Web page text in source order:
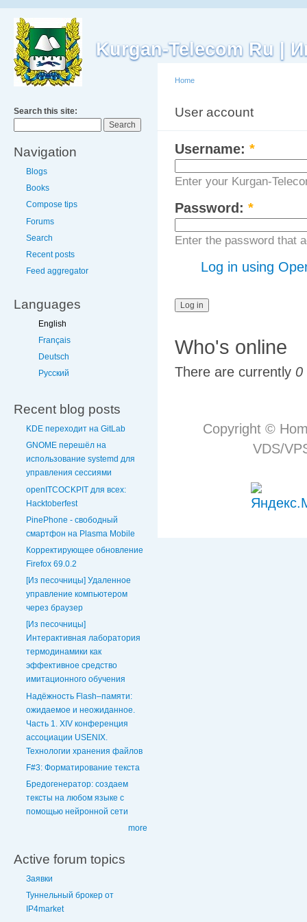
Kurgan-Telecom Ru |
Search this site:
Navigation
Blogs
Books
Compose tips
Forums
Search
Recent posts
Feed aggregator
Languages
English
Français
Deutsch
Русский
Recent blog posts
KDE переходит на GitLab
GNOME перешёл на
использование systemd для
управления сессиями
openITCOCKPIT для всех:
Hacktoberfest
PinePhone - свободный
смартфон на Plasma Mobile
Корректирующее обновление
Firefox 69.0.2
[Из песочницы] Удаленное
управление компьютером
через браузер
[Из песочницы]
Интерактивная лаборатория
термодинамики как
эффективное средство
имитационного обучения
Надёжность Flash–памяти:
ожидаемое и неожиданное.
Часть 1. XIV конференция
ассоциации USENIX.
Технологии хранения файлов
F#3: Форматирование текста
Бредогенератор: создаем
тексты на любом языке с
помощью нейронной сети
more
Active forum topics
Заявки
Туннельный брокер от
IP4market
Home
User account
Username: *
Enter your Kurgan-
Password: *
Enter the password that
Log in using
Who's online
There are currently 0
Copyright ©
VDS/